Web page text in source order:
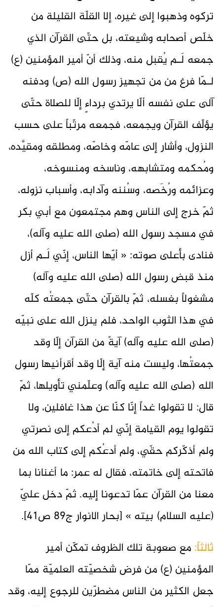
تركوه وذهبوا إلى غيره، إلا القلّة القليلة من
خلّص أصحابه وشيعته، بل حتّى القرآن الذي
جمعه لَـم يُقبل منه، وذلك أنّ أمير المؤمنين (ع)
لـمّا فرغ من من تجهيز رسول الله (ص) ودفنه
آلى على نفسه ألّا يرتدي برداءٍ إلّا للصلاة حتّى
يؤلّف القرآن ويجمعه، فجمعه‌ مرتّباً على حسب‌
النزول‌، وأشار إلى عامّه‌ وخاصّه‌، ومطلقه‌ ومقيَّده‌،
ومُحكمه‌ ومتشابهه‌، وناسخه‌ ومنسوخه‌،
وعزائمه‌ ورُخَصه‌، وسُننه‌ وآدابه‌، وأسباب نزوله،
ثمّ خرج إلى الناس وهم مجتمعون مع أبي بكر
في مسجد رسول الله (صلى الله عليه وآله)،
فنادى بأعلى صوته: « أيّها الناس، إنّي لَـم أزل
منذ قبض رسول الله (صلى الله عليه وآله)
مشغولاً بغسله، ثمّ بالقرآن حتّى جمعتُه كلّه
في هذا الثوب الواحد، فلم ينزل الله على نبيّه
(صلى الله عليه وآله) آيةً من القرآن إلّا وقد
جمعتُها، وليست منه آية إلّا وقد أقرأنيها رسول
الله (صلى الله عليه وآله) وعلّمني تأويلها، ثمّ
قال: لا تقولوا غداً إنّا كنّا عن هذا غافلين، ولا
تقولوا يوم القيامة إنّي لم أدُعكم إلى نصرتي
ولم أذكّركم حقّي، ولم أدعُكم إلى كتاب الله من
فاتحته إلى خاتمته، فقال له عمر: ما أغنانا بما
معنا من القرآن عمّا تدعونا إليه. ثمّ دخل عليّ
(عليه السلام) بيته » [بحار الانوار ج89 ص41].
ثالثاً: مع صعوبة تلك الظروف تمكّن أمير
المؤمنين (ع) من فرض شخصيّته العلميّة ممّا
جعل الكثير من الناس مضطرّين للرجوع إليه، وقد